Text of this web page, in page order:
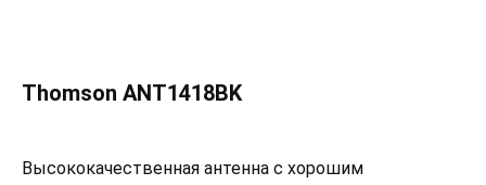
Thomson ANT1418BK
Высококачественная антенна с хорошим